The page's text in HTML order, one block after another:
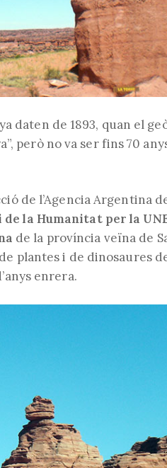
daten de 1893, quan el
però no va ser fins 70
de l’Agencia Argentina
la Humanitat per la
de la província veïna de
plantes i de dinosaures
enrera.